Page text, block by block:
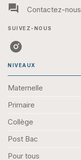
question_answer Contactez-nous
SUIVEZ-NOUS
NIVEAUX
Maternelle
Primaire
Collège
Post Bac
Pour tous